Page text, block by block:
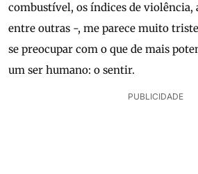
combustível, os índices de violência,
entre outras -, me parece muito
se preocupar com o que de mais
um ser humano: o sentir.
PUBLICIDADE